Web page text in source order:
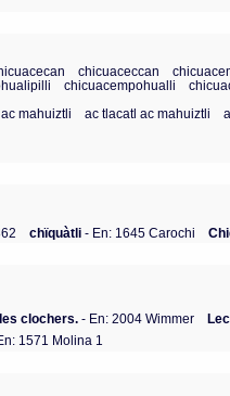
chicuaceccan
chicuacempohualli
mahuiztli ac tlacatl ac mahuiztli
chïquàtli - En: 1645 Carochi
clochers. - En: 2004 Wimmer
1571 Molina 1